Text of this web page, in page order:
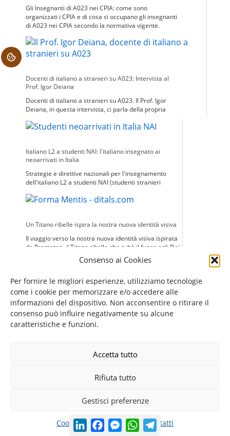
Consenso ai Cookies
Per fornire le migliori esperienze, utilizziamo tecnologie
come i cookie per memorizzare e/o accedere alle
informazioni del dispositivo. Non acconsentire o ritirare il
consenso può influire negativamente su alcune
caratteristiche e funzioni.
Accetta tutto
Rifiuta tutto
Gestisci preferenze
Cookie PolicyPrivacy PolicyContatti
Gli Insegnanti di A023 nei CPIA: come sono
organizzati i CPIA e di cosa si occupano gli insegnanti
di A023 nei CPIA secondo la normativa vigente.
Docenti di italiano a stranieri su A023: Intervista al
Prof. Igor Deiana
Docenti di italiano a stranieri su A023. Il Prof. Igor
Deiana, in questa intervista, ci parla della propria
Italiano L2 a studenti NAI: l'italiano insegnato ai
neoarrivati in Italia
Strategie e direttive nazionali per l'insegnamento
dell'italiano L2 a studenti NAI (studenti stranieri
Un Titano ribelle ispira la nostra nuova identità visiva
Il viaggio verso la nostra nuova identità visiva ispirata
da Prometeo, il Titano ribelle che rubò il fuoco agli Dei
per donarlo all'umanità.
DIVENTARE INSEGNANTE DI ITALIANO A STRANIERI
FORMAZIONE INSEGNANTI L2/LS
INSEGNARE ITALIANO A STRANIERI
INSEGNARE ITALIANO L2
ITALIANO L2
LinkedInFacebookMessenger
WhatsAppTelegram
.